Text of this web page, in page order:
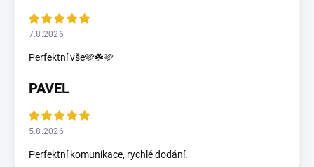
7.8.2026
Perfektní vše🩷☘️🩷
PAVEL
5.8.2026
Perfektní komunikace, rychlé dodání.